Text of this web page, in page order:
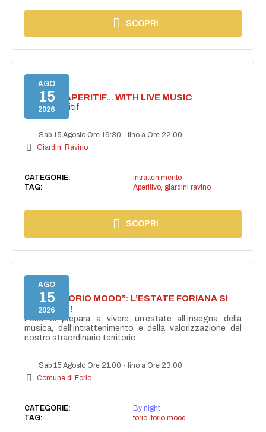
SCOPRI
AGO
15
2026
SECRET APERITIF... WITH LIVE MUSIC
Secret aperitif
Sab 15 Agosto Ore 19:30 -fino a Ore 22:00
Giardini Ravino
CATEGORIE:
Intrattenimento
TAG:
Aperitivo, giardini ravino
SCOPRI
AGO
15
2026
NASCE “FORIO MOOD”: L’ESTATE FORIANA SI
ACCENDE!
Forio si prepara a vivere un’estate all’insegna della
musica, dell’intrattenimento e della valorizzazione del
nostro straordinario territorio.
Sab 15 Agosto Ore 21:00 -fino a Ore 23:00
Comune di Forio
CATEGORIE:
By night
TAG:
forio, forio mood